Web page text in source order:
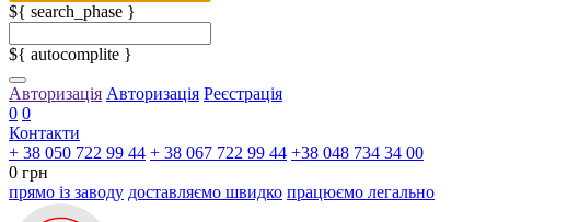
${ search_phase }
${ autocomplite }
Авторизація Авторизація Реєстрація
0 0
Контакти
+ 38 050 722 99 44 + 38 067 722 99 44 +38 048 734 34 00
0 грн
прямо із заводу доставляємо швидко працюємо легально